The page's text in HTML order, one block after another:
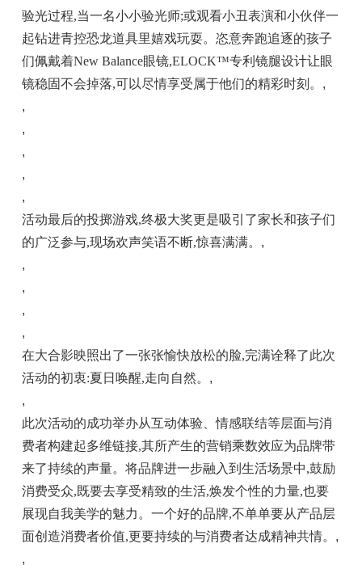
验光过程,当一名小小验光师;或观看小丑表演和小伙伴一
起钻进青控恐龙道具里嬉戏玩耍。恣意奔跑追逐的孩子
们佩戴着New Balance眼镜,ELOCK™专利镜腿设计让眼
镜稳固不会掉落,可以尽情享受属于他们的精彩时刻。 ,
,
,
,
,
,
活动最后的投掷游戏,终极大奖更是吸引了家长和孩子们
的广泛参与,现场欢声笑语不断,惊喜满满。 ,
,
,
,
,
在大合影映照出了一张张愉快放松的脸,完满诠释了此次
活动的初衷:夏日唤醒,走向自然。 ,
,
此次活动的成功举办从互动体验、情感联结等层面与消
费者构建起多维链接,其所产生的营销乘数效应为品牌带
来了持续的声量。将品牌进一步融入到生活场景中,鼓励
消费受众,既要去享受精致的生活,焕发个性的力量,也要
展现自我美学的魅力。一个好的品牌,不单单要从产品层
面创造消费者价值,更要持续的与消费者达成精神共情。 ,
,